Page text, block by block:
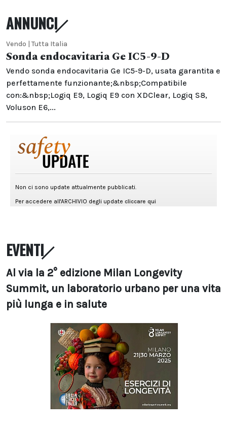
ANNUNCI
Vendo | Tutta Italia
Sonda endocavitaria Ge IC5-9-D
Vendo sonda endocavitaria Ge IC5-9-D, usata garantita e
perfettamente funzionante;&nbsp;Compatibile
con:&nbsp;Logiq E9, Logiq E9 con XDClear, Logiq S8,
Voluson E6,...
EVENTI
Al via la 2° edizione Milan Longevity
Summit, un laboratorio urbano per una vita
più lunga e in salute